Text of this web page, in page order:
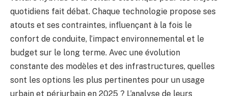
quotidiens fait débat. Chaque technologie propose ses
atouts et ses contraintes, influençant à la fois le
confort de conduite, l’impact environnemental et le
budget sur le long terme. Avec une évolution
constante des modèles et des infrastructures, quelles
sont les options les plus pertinentes pour un usage
urbain et périurbain en 2025 ? L’analyse de leurs